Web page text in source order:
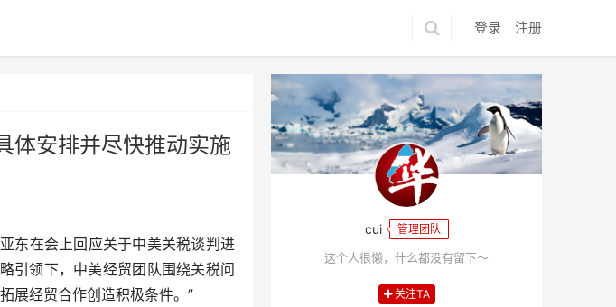
登录 注册
体安排并尽快推动实施
在会上回应关于中美关税谈判进
引领下，中美经贸团队围绕关税问
展经贸合作创造积极条件。”
cui 管理团队
这个人很懒，什么都没有留下～
关注TA